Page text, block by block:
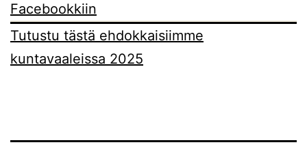
Facebookkiin
Tutustu tästä ehdokkaisiimme
kuntavaaleissa 2025